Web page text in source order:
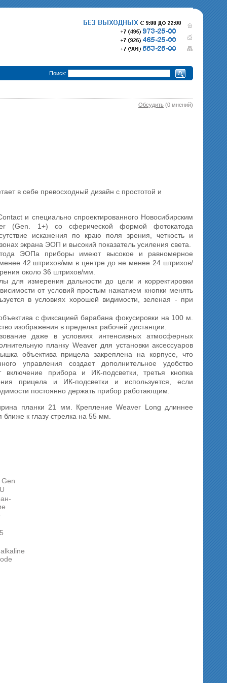
•
Поиск:
Обсудить (0 мнений)
в себе превосходный дизайн с простотой и
и специально спроектированного Новосибирским
(Gen. 1+) со сферической формой фотокатода
искажения по краю поля зрения, четкость и
экрана ЭОП и высокий показатель усиления света.
ЭОПа приборы имеют высокое и равномерное
42 штрихов/мм в центре до не менее 24 штрихов/
около 36 штрихов/мм.
для измерения дальности до цели и корректировки
от условий простым нажатием кнопки менять
в условиях хорошей видимости, зеленая - при
с фиксацией барабана фокусировки на 100 м.
изображения в пределах рабочей дистанции.
даже в условиях интенсивных атмосферных
планку Weaver для установки аксессуаров
объектива прицела закреплена на корпусе, что
управления создает дополнительное удобство
прибора и ИК-подсветки, третья кнопка
прицела и ИК-подсветки и используется, если
постоянно держать прибор работающим.
планки 21 мм. Крепление Weaver Long длиннее
к глазу стрелка на 55 мм.